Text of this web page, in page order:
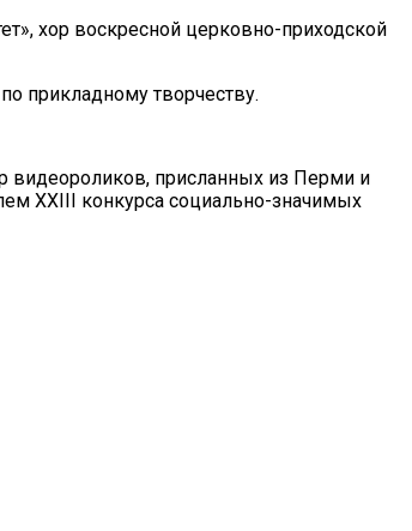
хор воскресной церковно-приходской
прикладному творчеству.
видеороликов, присланных из Перми и
XXIII конкурса социально-значимых